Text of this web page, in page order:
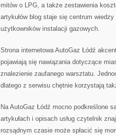
mitów o LPG, a także zestawienia
artykułów blog staje się centrum
użytkowników instalacji gazowych.
Strona internetowa AutoGaz Łódź
pojawiają się nawiązania dotyczące
znalezienie zaufanego warsztatu.
dlatego z serwisu chętnie korzystają
Na AutoGaz Łódź mocno podkreślone
artykułach i opisach usług czytelnik
rozsądnym czasie może spłacić się